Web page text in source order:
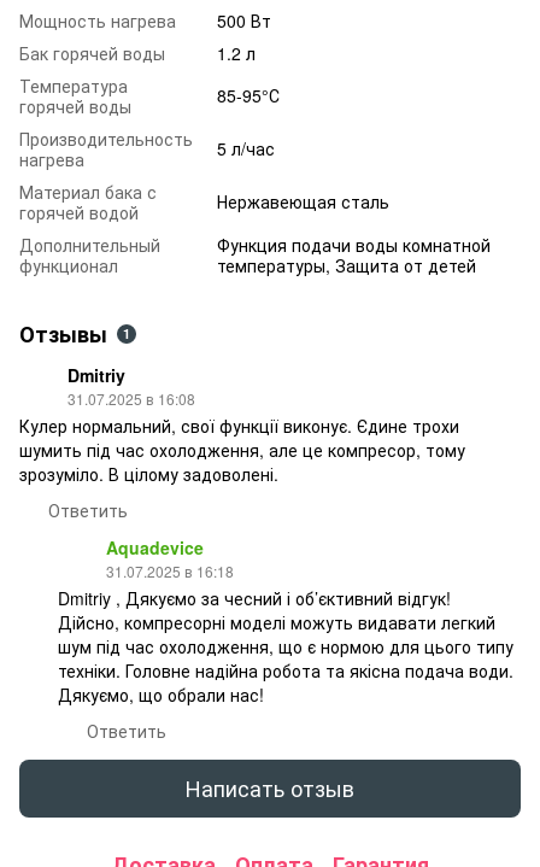
Мощность нагрева
500 Вт
Бак горячей воды
1.2 л
Температура
горячей воды
85-95°С
Производительность
нагрева
5 л/час
Материал бака с
горячей водой
Нержавеющая сталь
Дополнительный
функционал
Функция подачи воды комнатной
температуры, Защита от детей
Отзывы 1
Dmitriy
31.07.2025 в 16:08
Кулер нормальний, свої функції виконує. Єдине трохи
шумить під час охолодження, але це компресор, тому
зрозуміло. В цілому задоволені.
Ответить
Aquadevice
31.07.2025 в 16:18
Dmitriy , Дякуємо за чесний і об’єктивний відгук!
Дійсно, компресорні моделі можуть видавати легкий
шум під час охолодження, що є нормою для цього типу
техніки. Головне надійна робота та якісна подача води.
Дякуємо, що обрали нас!
Ответить
Написать отзыв